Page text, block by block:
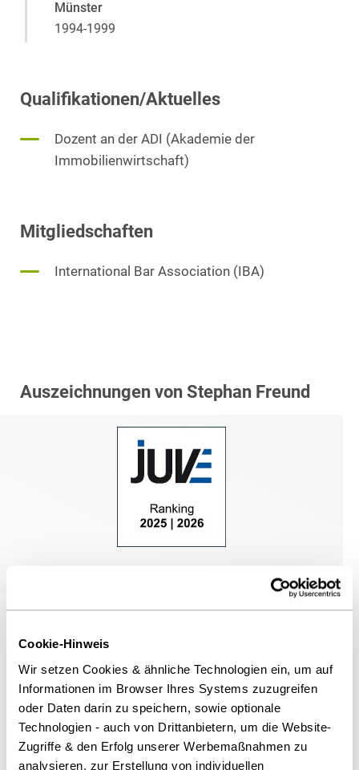
Cookie-Hinweis
Wir setzen Cookies & ähnliche Technologien ein, um auf
Informationen im Browser Ihres Systems zuzugreifen
oder Daten darin zu speichern, sowie optionale
Technologien - auch von Drittanbietern, um die Website-
Zugriffe & den Erfolg unserer Werbemaßnahmen zu
analysieren, zur Erstellung von individuellen
Münster
1994-1999
Qualifikationen/Aktuelles
Dozent an der ADI (Akademie der
Immobilienwirtschaft)
Mitgliedschaften
International Bar Association (IBA)
Auszeichnungen von Stephan Freund
JUVE Ranking Wirtschaftskanzleien 2025/2026
Aktuelle Meldungen